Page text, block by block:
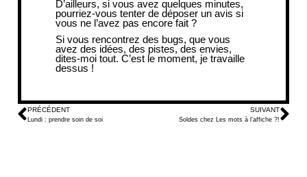
D’ailleurs, si vous avez quelques minutes,
pourriez-vous tenter de déposer un avis si
vous ne l’avez pas encore fait ?
Si vous rencontrez des bugs, que vous
avez des idées, des pistes, des envies,
dites-moi tout. C’est le moment, je travaille
dessus !
PRÉCÉDENT
Lundi : prendre soin de soi
SUIVANT
Soldes chez Les mots à l’affiche ?!